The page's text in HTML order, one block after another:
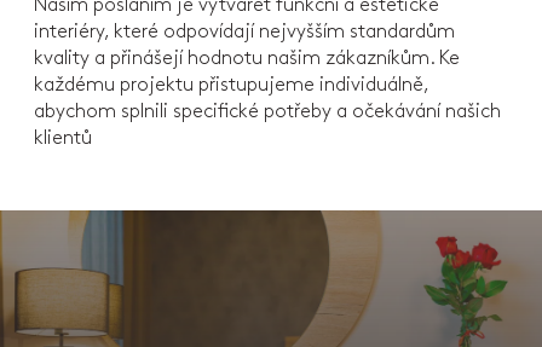
Naším posláním je vytvářet funkční a estetické
interiéry, které odpovídají nejvyšším standardům
kvality a přinášejí hodnotu našim zákazníkům. Ke
každému projektu přistupujeme individuálně,
abychom splnili specifické potřeby a očekávání našich
klientů